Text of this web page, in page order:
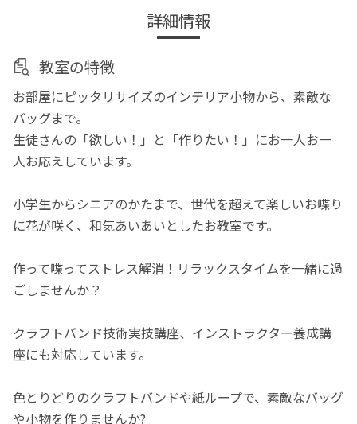
詳細情報
教室の特徴
お部屋にピッタリサイズのインテリア小物から、素敵な
バッグまで。
生徒さんの「欲しい！」と「作りたい！」にお一人お一
人お応えしています。
小学生からシニアのかたまで、世代を超えて楽しいお喋り
に花が咲く、和気あいあいとしたお教室です。
作って喋ってストレス解消！リラックスタイムを一緒に過
ごしませんか？
クラフトバンド技術実技講座、インストラクター養成講
座にも対応しています。
色とりどりのクラフトバンドや紙ループで、素敵なバッグ
や小物を作りませんか?